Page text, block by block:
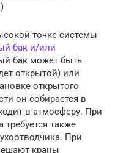
точке системы
бак и/или
бак может быть
открытой) или
открытого
он собирается в
в атмосферу. При
также
При
краны